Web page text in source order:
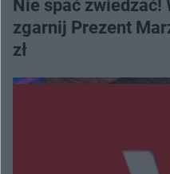
Nie spać zwiedzać!
zgarnij Prezent
zł